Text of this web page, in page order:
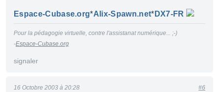
Espace-Cubase.org*Alix-Spawn.net* DX7-FR
Pour la pédagogie virtuelle, contre l'assistanat numérique... ;-)
-Espace-Cubase.org
signaler
16 Octobre 2003 à 20:28 #6